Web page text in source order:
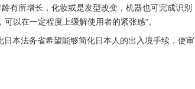
有所增长，化妆或是发型改变，机器也可完成识别
以在一定程度上缓解使用者的紧张感”。
本法务省希望能够简化日本人的出入境手续，使审